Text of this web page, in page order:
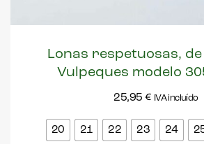
Lonas respetuosas,
Vulpeques modelo
25,95 € IVA incluído
20 21 22 23 24